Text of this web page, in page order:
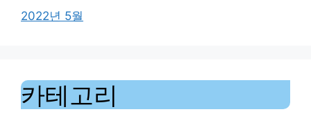
2022년 5월
카테고리